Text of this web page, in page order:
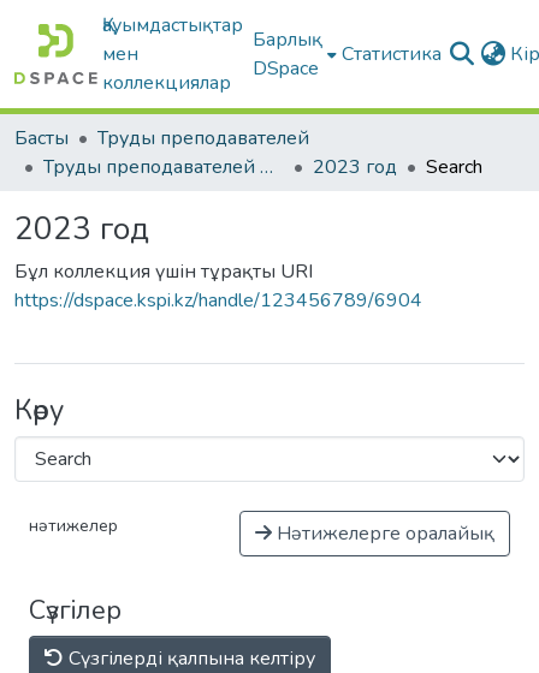
Қауымдастықтар
мен
коллекциялар
Барлық
DSpace
Статистика
Басты
Труды преподавателей
Труды преподавателей на русском языке
2023 год Search
2023 год
Бұл коллекция үшін тұрақты URI
https://dspace.kspi.kz/handle/123456789/6904
Көру
нәтижелер Нәтижелерге оралайық
Сүзгілер
Сүзгілерді қалпына келтіру